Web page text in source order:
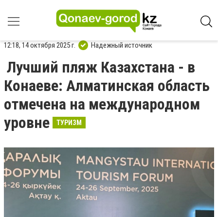
12:18, 14 октября 2025 г. Надежный источник
Лучший пляж Казахстана - в
Конаеве: Алматинская область
отмечена на международном
уровне
ТУРИЗМ